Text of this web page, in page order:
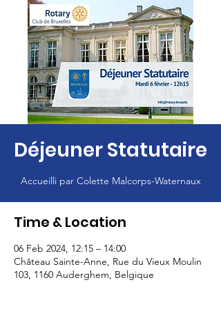
Déjeuner Statutaire
Accueilli par Colette Malcorps-Waternaux
Time & Location
06 Feb 2024, 12:15 – 14:00
Château Sainte-Anne, Rue du Vieux Moulin
103, 1160 Auderghem, Belgique